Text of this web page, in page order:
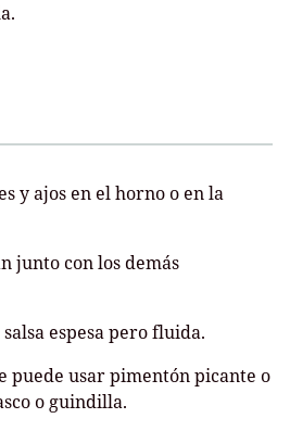
y ajos en el horno o en la
junto con los demás
espesa pero fluida.
puede usar pimentón picante o
o guindilla.